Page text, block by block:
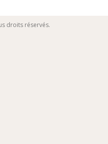
droits réservés.